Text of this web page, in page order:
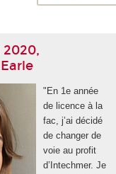
2020,
"En 1e année
de licence à la
fac, j’ai décidé
de changer de
voie au profit
d’Intechmer. Je